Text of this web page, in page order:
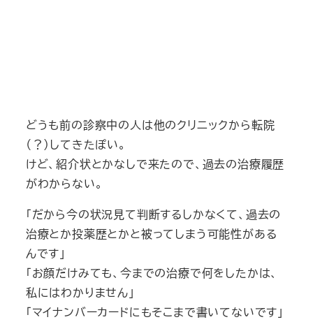
どうも前の診察中の人は他のクリニックから転院
（？）してきたぽい。
けど、紹介状とかなしで来たので、過去の治療履歴
がわからない。
「だから今の状況見て判断するしかなくて、過去の
治療とか投薬歴とかと被ってしまう可能性がある
んです」
「お顔だけみても、今までの治療で何をしたかは、
私にはわかりません」
「マイナンバーカードにもそこまで書いてないです」